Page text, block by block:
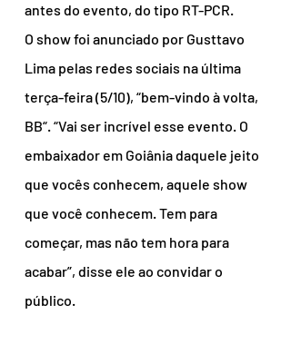
antes do evento, do tipo RT-PCR.
O show foi anunciado por Gusttavo
Lima pelas redes sociais na última
terça-feira (5/10), “bem-vindo à volta,
BB“. “Vai ser incrível esse evento. O
embaixador em Goiânia daquele jeito
que vocês conhecem, aquele show
que você conhecem. Tem para
começar, mas não tem hora para
acabar”, disse ele ao convidar o
público.